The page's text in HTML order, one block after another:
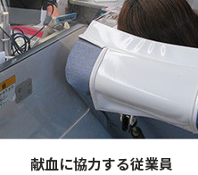
献血に協力する従業員